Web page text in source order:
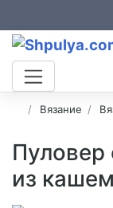
Вязание
из